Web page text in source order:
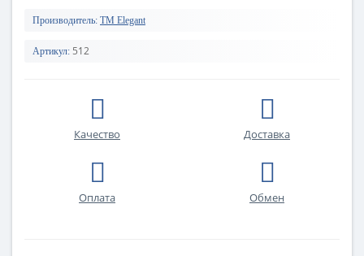
Производитель: TM Elegant
Артикул: 512
Качество Доставка
Оплата Обмен